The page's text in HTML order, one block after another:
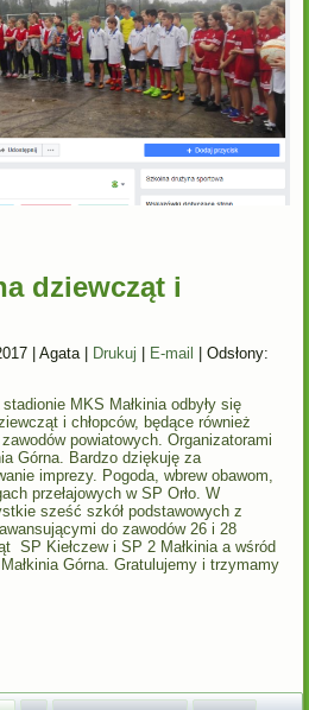
dziewcząt i
|Agata | Drukuj | E-mail |Odsłony:
MKS Małkinia odbyły się
i chłopców, będące również
powiatowych. Organizatorami
Górna. Bardzo dziękuję za
imprezy. Pogoda, wbrew obawom,
przełajowych w SP Orło. W
sześć szkół podstawowych z
do zawodów 26 i 28
SP Kiełczew i SP 2 Małkinia a wśród
Górna. Gratulujemy i trzymamy